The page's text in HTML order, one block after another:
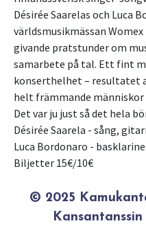
Désirée Saarelas och Luca
världsmusikmässan
givande pratstunder om
samarbete på tal. Ett fint
konserthelhet – resultatet
helt främmande människor
Det var ju just så det hela
Désirée Saarela - sång,
Luca Bordonaro -
© 2025